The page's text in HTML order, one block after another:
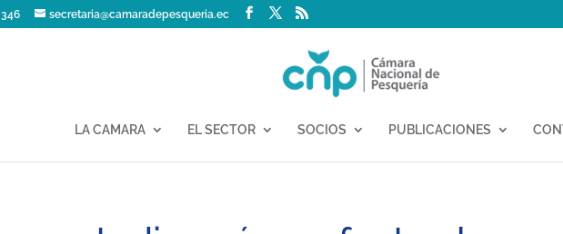
secretaria@camaradepesqueria.ec
LA CAMARA EL SECTOR SOCIOS PUBLICACIONES